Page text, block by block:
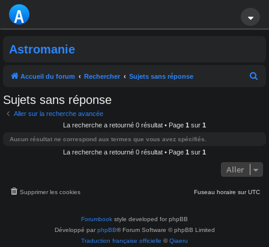
A
T
R
O
M
A
Astromanie
Accueil du forum Rechercher Sujets sans réponse
c
h
e
Sujets sans réponse
Aller sur la recherche avancée
La recherche a retourné 0 résultat • Page 1 sur 1
Aucun résultat ne correspond aux termes que vous avez spécifiés.
La recherche a retourné 0 résultat • Page 1 sur 1
Aller
Fuseau horaire surUTC
Supprimer les cookies
Forumbook style developed for phpBB
Développé par phpBB® Forum Software © phpBB Limited
Traduction française officielle ©Qiaeru